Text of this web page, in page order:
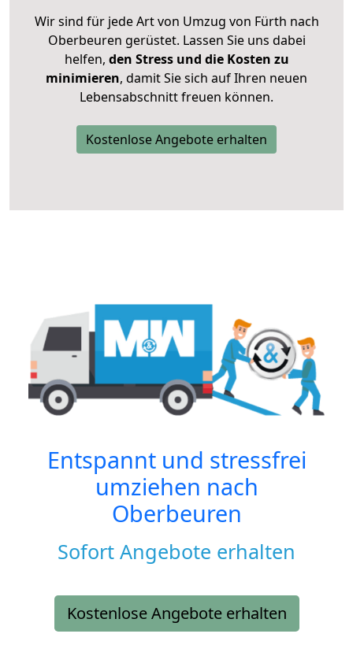
Wir sind für jede Art von Umzug von Fürth nach
Oberbeuren gerüstet. Lassen Sie uns dabei
helfen, den Stress und die Kosten zu
minimieren, damit Sie sich auf Ihren neuen
Lebensabschnitt freuen können.
Kostenlose Angebote erhalten
Entspannt und stressfrei
umziehen nach
Oberbeuren
Sofort Angebote erhalten
Kostenlose Angebote erhalten